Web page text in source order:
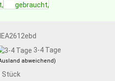
3-4 Tage
abweichend)
Stück